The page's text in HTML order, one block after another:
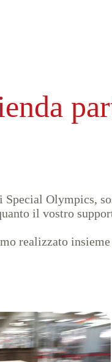
Olympics,
il vostro
realizzato